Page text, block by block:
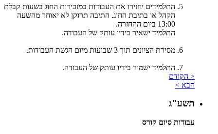
התלמידים יחזירו את העבודות במזכירות החוג בשעות קבלת
הקהל או בתיבת החוג. התיבה תרוקן לא יאוחר מהשעה
13:00 ביום ההחזרה.
התלמיד ישאיר בידיו עותק של העבודה.
מסירת הציונים תוך 3 שבועות מיום הגשת העבודות.
התלמיד ישמור בידיו עותק של העבודה.
< הקודם
הבא >
תשע"ג
עבודות סיום קורס